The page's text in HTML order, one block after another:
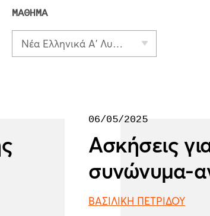
ΜΑΘΗΜΑ
Νέα Ελληνικά Α' Λυκείου
06/05/2025
Ασκήσεις
συνώνυμα-
ΒΑΣΙΛΙΚΗ ΠΕΤΡΙΔΟΥ